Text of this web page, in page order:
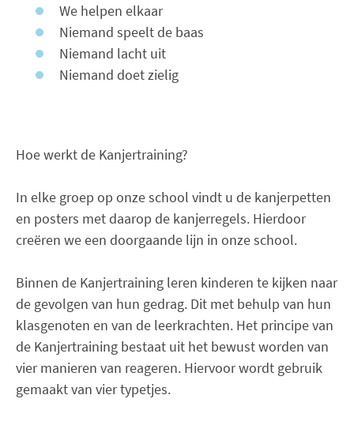
We helpen elkaar
Niemand speelt de baas
Niemand lacht uit
Niemand doet zielig
Hoe werkt de Kanjertraining?
In elke groep op onze school vindt u de kanjerpetten
en posters met daarop de kanjerregels. Hierdoor
creëren we een doorgaande lijn in onze school.
Binnen de Kanjertraining leren kinderen te kijken naar
de gevolgen van hun gedrag. Dit met behulp van hun
klasgenoten en van de leerkrachten. Het principe van
de Kanjertraining bestaat uit het bewust worden van
vier manieren van reageren. Hiervoor wordt gebruik
gemaakt van vier typetjes.